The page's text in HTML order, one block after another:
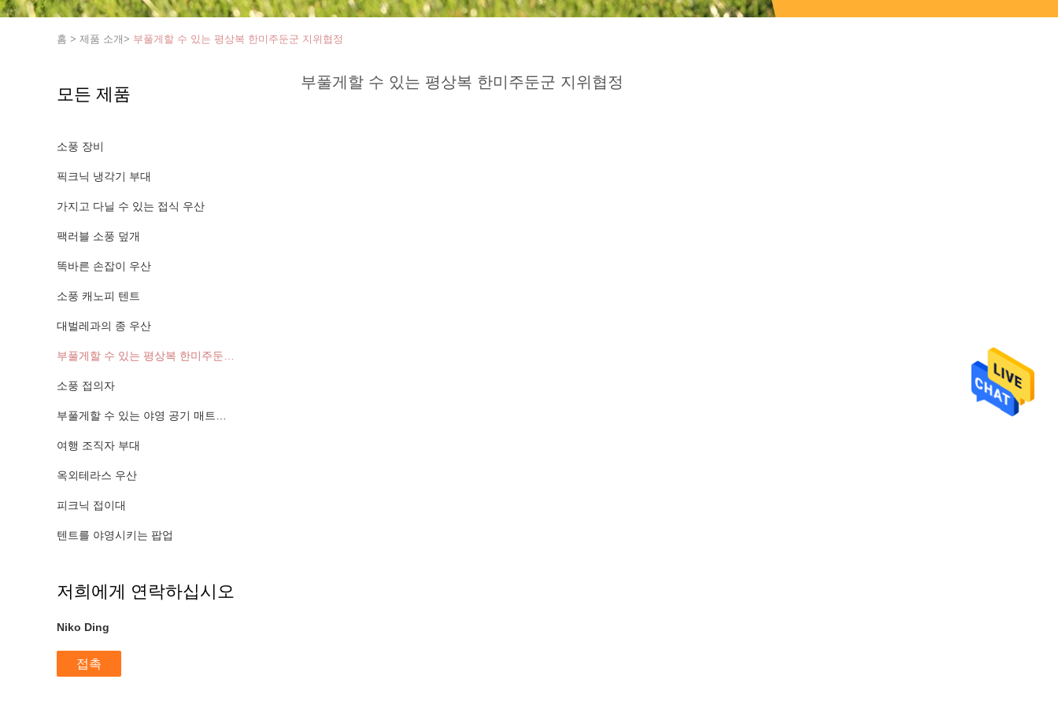
홈 > 제품 소개> 부풀게할 수 있는 평상복 한미주둔군 지위협정
모든 제품
소풍 장비
픽크닉 냉각기 부대
가지고 다닐 수 있는 접식 우산
팩러블 소풍 덮개
똑바른 손잡이 우산
소풍 캐노피 텐트
대벌레과의 종 우산
부풀게할 수 있는 평상복 한미주둔군 지위협정
소풍 접의자
부풀게할 수 있는 야영 공기 매트리스
여행 조직자 부대
옥외테라스 우산
피크닉 접이대
텐트를 야영시키는 팝업
저희에게 연락하십시오
Niko Ding
접촉
부풀게할 수 있는 평상복 한미주둔군 지위협정